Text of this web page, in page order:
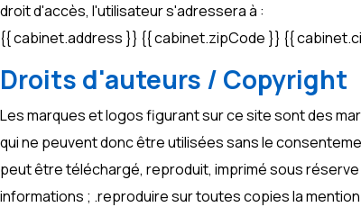
droit d'accès, l'utilisateur s'adressera à :
{{ cabinet.address }} {{ cabinet.zipCode }} {{
Droits d'auteurs / Copyright
Les marques et logos figurant sur ce site sont des
qui ne peuvent donc être utilisées sans le
peut être téléchargé, reproduit, imprimé sous
informations ; .reproduire sur toutes copies la